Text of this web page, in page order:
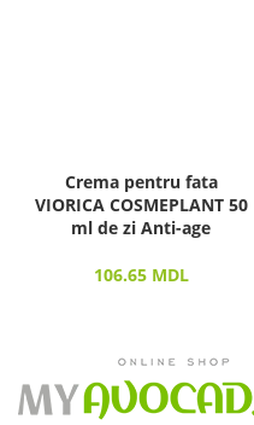
Crema pentru fata
VIORICA COSMEPLANT 50
ml de zi Anti-age
106.65 MDL